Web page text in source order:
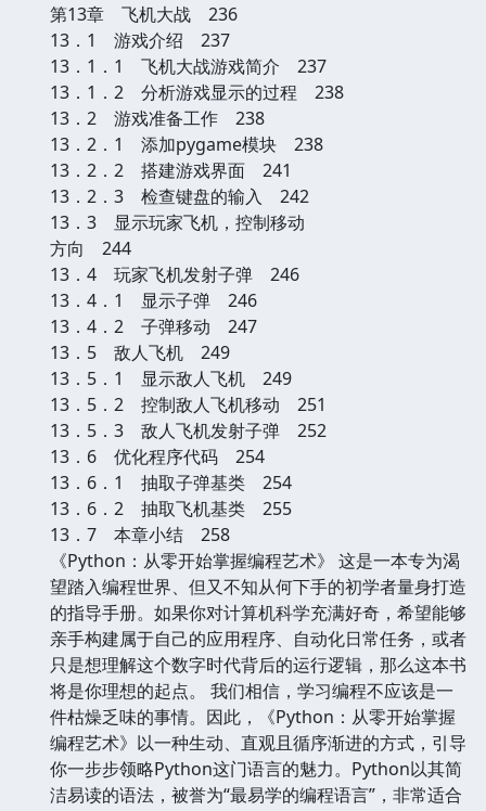
第13章 飞机大战 236
13．1 游戏介绍 237
13．1．1 飞机大战游戏简介 237
13．1．2 分析游戏显示的过程 238
13．2 游戏准备工作 238
13．2．1 添加pygame模块 238
13．2．2 搭建游戏界面 241
13．2．3 检查键盘的输入 242
13．3 显示玩家飞机，控制移动
方向 244
13．4 玩家飞机发射子弹 246
13．4．1 显示子弹 246
13．4．2 子弹移动 247
13．5 敌人飞机 249
13．5．1 显示敌人飞机 249
13．5．2 控制敌人飞机移动 251
13．5．3 敌人飞机发射子弹 252
13．6 优化程序代码 254
13．6．1 抽取子弹基类 254
13．6．2 抽取飞机基类 255
13．7 本章小结 258
《Python：从零开始掌握编程艺术》 这是一本专为渴
望踏入编程世界、但又不知从何下手的初学者量身打造
的指导手册。如果你对计算机科学充满好奇，希望能够
亲手构建属于自己的应用程序、自动化日常任务，或者
只是想理解这个数字时代背后的运行逻辑，那么这本书
将是你理想的起点。 我们相信，学习编程不应该是一
件枯燥乏味的事情。因此，《Python：从零开始掌握
编程艺术》以一种生动、直观且循序渐进的方式，引导
你一步步领略Python这门语言的魅力。Python以其简
洁易读的语法，被誉为“最易学的编程语言”，非常适合